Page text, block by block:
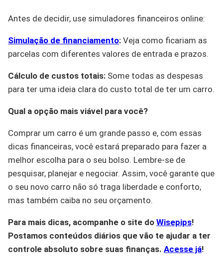
Antes de decidir, use simuladores financeiros online:
Simulação de financiamento: Veja como ficariam as
parcelas com diferentes valores de entrada e prazos.
Cálculo de custos totais: Some todas as despesas
para ter uma ideia clara do custo total de ter um carro.
Qual a opção mais viável para você?
Comprar um carro é um grande passo e, com essas
dicas financeiras, você estará preparado para fazer a
melhor escolha para o seu bolso. Lembre-se de
pesquisar, planejar e negociar. Assim, você garante que
o seu novo carro não só traga liberdade e conforto,
mas também caiba no seu orçamento.
Para mais dicas, acompanhe o site do Wisepips!
Postamos conteúdos diários que vão te ajudar a ter
controle absoluto sobre suas finanças. Acesse já!